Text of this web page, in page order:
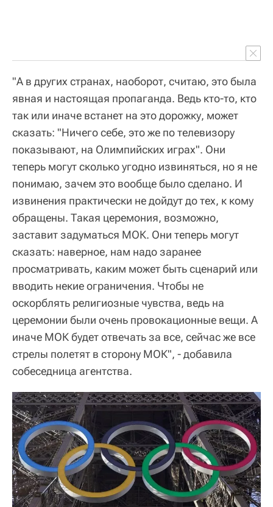
"А в других странах, наоборот, считаю, это была
явная и настоящая пропаганда. Ведь кто-то, кто
так или иначе встанет на это дорожку, может
сказать: "Ничего себе, это же по телевизору
показывают, на Олимпийских играх". Они
теперь могут сколько угодно извиняться, но я не
понимаю, зачем это вообще было сделано. И
извинения практически не дойдут до тех, к кому
обращены. Такая церемония, возможно,
заставит задуматься МОК. Они теперь могут
сказать: наверное, нам надо заранее
просматривать, каким может быть сценарий или
вводить некие ограничения. Чтобы не
оскорблять религиозные чувства, ведь на
церемонии были очень провокационные вещи. А
иначе МОК будет отвечать за все, сейчас же все
стрелы полетят в сторону МОК", - добавила
собеседница агентства.